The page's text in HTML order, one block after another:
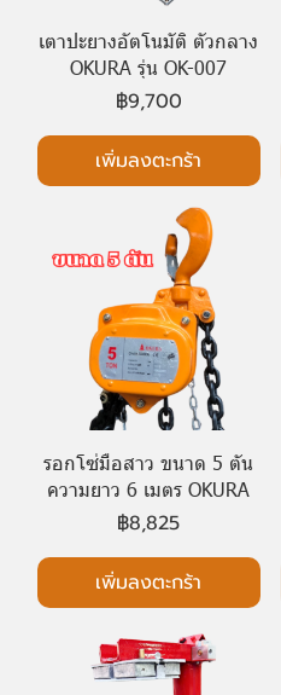
เตาปะยางอัตโนมัติ ตัวกลาง
OKURA รุ่น OK-007
฿9,700
เพิ่มลงตะกร้า
รอกโซ่มือสาว ขนาด 5 ตัน
ความยาว 6 เมตร OKURA
฿8,825
เพิ่มลงตะกร้า